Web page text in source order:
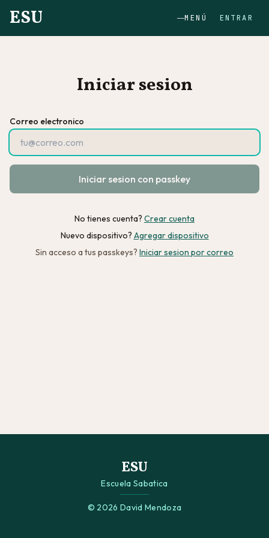
ESU MENÚ ENTRAR
Iniciar sesion
Correo electronico
Iniciar sesion con passkey
No tienes cuenta? Crear cuenta
Nuevo dispositivo? Agregar dispositivo
Sin acceso a tus passkeys? Iniciar sesion por correo
ESU
Escuela Sabatica
© 2026 David Mendoza